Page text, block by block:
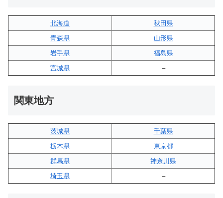
北海道
秋田県
青森県
山形県
岩手県
福島県
宮城県
–
関東地方
茨城県
千葉県
栃木県
東京都
群馬県
神奈川県
埼玉県
–